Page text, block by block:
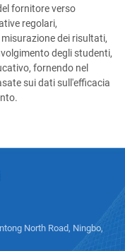
fornitore verso
regolari,
dei risultati,
degli studenti,
fornendo nel
sui dati sull'efficacia
North Road, Ningbo,